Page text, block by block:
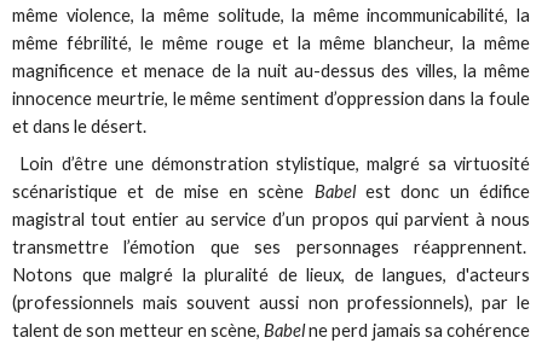
même violence, la même solitude, la même incommunicabilité, la
même fébrilité, le même rouge et la même blancheur, la même
magnificence et menace de la nuit au-dessus des villes, la même
innocence meurtrie, le même sentiment d’oppression dans la foule
et dans le désert.
Loin d’être une démonstration stylistique, malgré sa virtuosité
scénaristique et de mise en scène Babelest donc un édifice
magistral tout entier au service d’un propos qui parvient à nous
transmettre l’émotion que ses personnages réapprennent.
Notons que malgré la pluralité de lieux, de langues, d'acteurs
(professionnels mais souvent aussi non professionnels), par le
talent de son metteur en scène,Babelne perd jamais sa cohérence